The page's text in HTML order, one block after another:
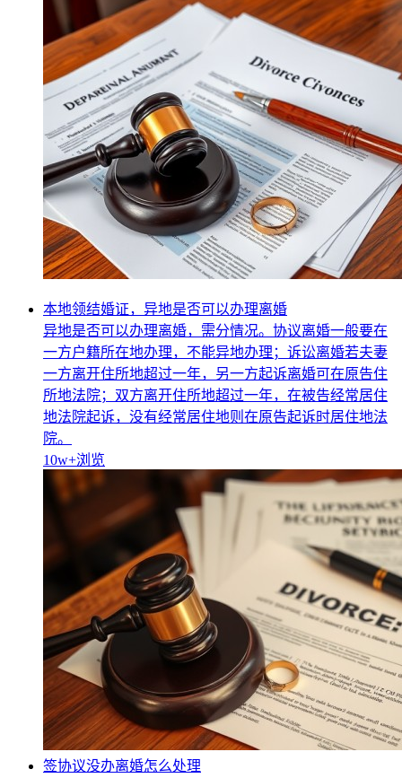
本地领结婚证，异地是否可以办理离婚
异地是否可以办理离婚，需分情况。协议离婚一般要在
一方户籍所在地办理，不能异地办理；诉讼离婚若夫妻
一方离开住所地超过一年，另一方起诉离婚可在原告住
所地法院；双方离开住所地超过一年，在被告经常居住
地法院起诉，没有经常居住地则在原告起诉时居住地法
院。
10w+浏览
签协议没办离婚怎么处理